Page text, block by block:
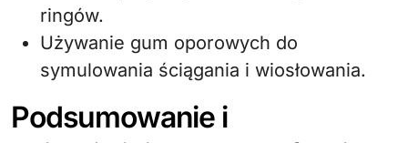
ringów.
Używanie gum oporowych do
symulowania ściągania i wiosłowania.
Podsumowanie i